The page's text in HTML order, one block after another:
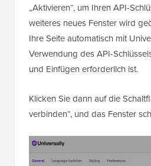
„Aktivieren“, um Ihren API-
weiteres neues Fenster wird
Ihre Seite automatisch mit
Verwendung des API-
und Einfügen erforderlich ist.
Klicken Sie dann auf die
verbinden“, und das Fenster